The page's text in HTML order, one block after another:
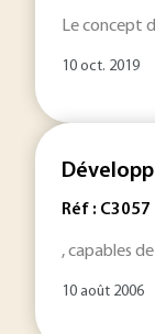
Le concept
10 oct. 2019
Réf : C3057
, capables
10 août 2006